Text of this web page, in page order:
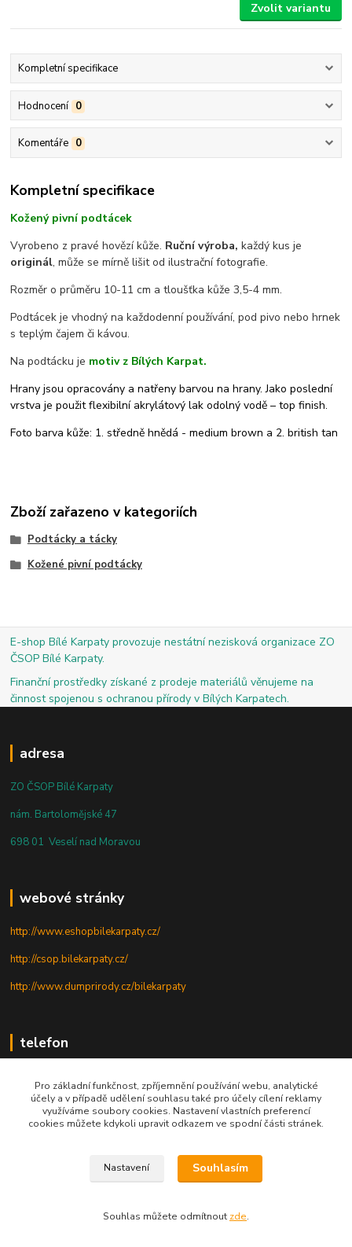
Zvolit variantu
Kompletní specifikace
Hodnocení 0
Komentáře 0
Kompletní specifikace
Kožený pivní podtácek
Vyrobeno z pravé hovězí kůže. Ruční výroba, každý kus je
originál, může se mírně lišit od ilustrační fotografie.
Rozměr o průměru 10-11 cm a tloušťka kůže 3,5-4 mm.
Podtácek je vhodný na každodenní používání, pod pivo nebo hrnek
s teplým čajem či kávou.
Na podtácku je motiv z Bílých Karpat.
Hrany jsou opracovány a natřeny barvou na hrany. Jako poslední
vrstva je použit flexibilní akrylátový lak odolný vodě – top finish.
Foto barva kůže: 1. středně hnědá - medium brown a 2. british tan
Zboží zařazeno v kategoriích
Podtácky a tácky
Kožené pivní podtácky
E-shop Bílé Karpaty provozuje nestátní nezisková organizace ZO
ČSOP Bílé Karpaty.
Finanční prostředky získané z prodeje materiálů věnujeme na
činnost spojenou s ochranou přírody v Bílých Karpatech.
adresa
ZO ČSOP Bílé Karpaty
nám. Bartolomějské 47
698 01 Veselí nad Moravou
webové stránky
http://www.eshopbilekarpaty.cz/
http://csop.bilekarpaty.cz/
http://www.dumprirody.cz/bilekarpaty
telefon
+420 727 880 789
PO - PÁ: 9 - 17
© 2025; ZO ČSOP Bílé Karpaty
Pro základní funkčnost, zpříjemnění používání webu, analytické
účely a v případě udělení souhlasu také pro účely cílení reklamy
využíváme soubory cookies. Nastavení vlastních preferencí
cookies můžete kdykoli upravit odkazem ve spodní části stránek.
Nastavení Souhlasím
Souhlas můžete odmítnout zde.